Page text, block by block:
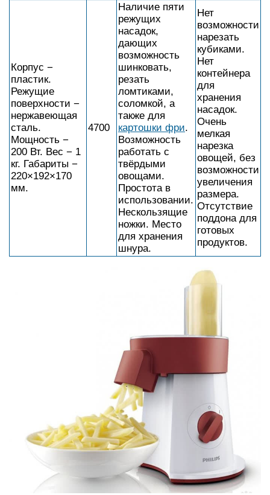
Корпус −
пластик.
Режущие
поверхности −
нержавеющая
сталь.
Мощность −
200 Вт. Вес − 1
кг. Габариты −
220×192×170
мм.
4700
Наличие пяти
режущих
насадок,
дающих
возможность
шинковать,
резать
ломтиками,
соломкой, а
также для
картошки фри.
Возможность
работать с
твёрдыми
овощами.
Простота в
использовании.
Нескользящие
ножки. Место
для хранения
шнура.
Нет
возможности
нарезать
кубиками.
Нет
контейнера
для
хранения
насадок.
Очень
мелкая
нарезка
овощей, без
возможности
увеличения
размера.
Отсутствие
поддона для
готовых
продуктов.